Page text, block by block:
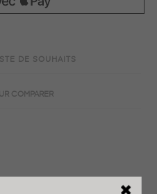
DE SOUHAITS
COMPARER